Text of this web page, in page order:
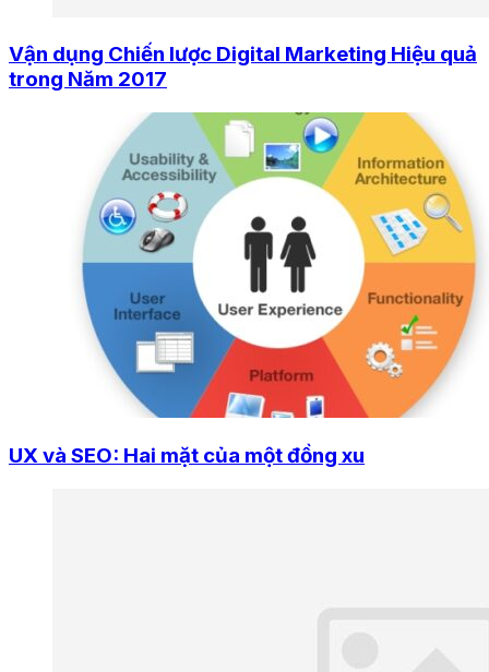
Vận dụng Chiến lược Digital Marketing Hiệu quả
trong Năm 2017
UX và SEO: Hai mặt của một đồng xu